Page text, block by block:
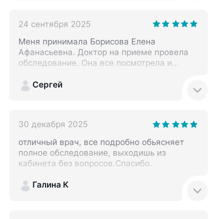
24 сентября 2025
Меня принимала Борисова Елена
Афанасьевна. Доктор на приеме провела
обследование. Она все посмотрела и
как их принимать. Врач внимательная,
Сергей
30 декабря 2025
отличный врач, все подробно обьясняет
полное обследование, выходишь из
кабинета без вопросов.Спасибо.
Галина К